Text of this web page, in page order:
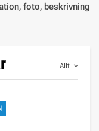
foto, beskrivning
Allt